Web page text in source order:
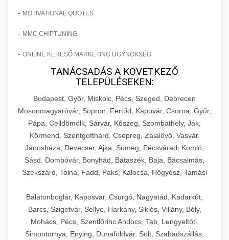
- MOTIVATIONAL QUOTES
- MMC CHIPTUNING
- ONLINE KERESŐ MARKETING ÜGYNÖKSÉG
TANÁCSADÁS A KÖVETKEZŐ
TELEPÜLÉSEKEN:
Budapest, Győr, Miskolc, Pécs, Szeged, Debrecen
Mosonmagyaróvár, Sopron, Fertőd, Kapuvár, Csorna, Győr,
Pápa, Celldömölk, Sárvár, Kőszeg, Szombathely, Ják,
Körmend, Szentgotthárd, Csepreg, Zalalövő, Vasvár,
Jánosháza, Devecser, Ajka, Sümeg, Pécsvárad, Komló,
Sásd, Dombóvár, Bonyhád, Bátaszék, Baja, Bácsalmás,
Szekszárd, Tolna, Fadd, Paks, Kalocsa, Hőgyész, Tamási
Balatonboglár, Kaposvár, Csurgó, Nagyatád, Kadarkút,
Barcs, Szigetvár, Sellye, Harkány, Siklós, Villány, Bóly,
Mohács, Pécs, Szentlőrinc Andocs, Tab, Lengyeltóti,
Simontornya, Enying, Dunaföldvár, Solt, Szabadszállás,